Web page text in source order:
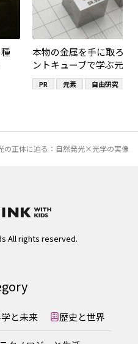
本物の金属を手に取ろう
ントキューブで学ぶ元素
PR 元素 自由研究
の正体に迫る：自然発光×光学の実像
All rights reserved.
と未来 歴史と世界